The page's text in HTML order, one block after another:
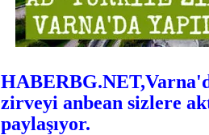
zirveyi anbean sizlere
paylaşıyor.